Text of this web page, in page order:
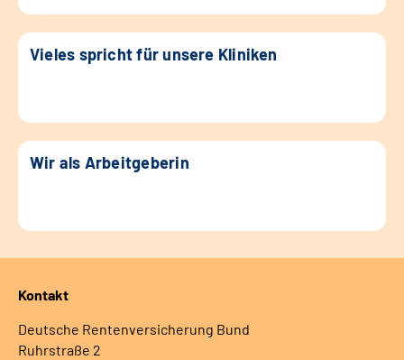
Vieles spricht für unsere Kliniken
Wir als Arbeitgeberin
Kontakt
Deutsche Rentenversicherung Bund
Ruhrstraße 2